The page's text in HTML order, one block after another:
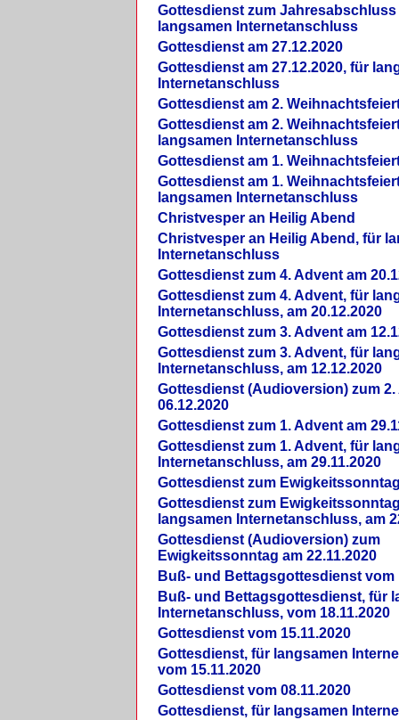
Gottesdienst zum Jahresabschluss
langsamen Internetanschluss
Gottesdienst am 27.12.2020
Gottesdienst am 27.12.2020, für
Internetanschluss
Gottesdienst am 2.
Gottesdienst am 2.
langsamen Internetanschluss
Gottesdienst am 1.
Gottesdienst am 1.
langsamen Internetanschluss
Christvesper an Heilig Abend
Christvesper an Heilig Abend, für
Internetanschluss
Gottesdienst zum 4. Advent am
Gottesdienst zum 4. Advent, für
Internetanschluss, am 20.12.2020
Gottesdienst zum 3. Advent am
Gottesdienst zum 3. Advent, für
Internetanschluss, am 12.12.2020
Gottesdienst (Audioversion) zum 2.
06.12.2020
Gottesdienst zum 1. Advent am
Gottesdienst zum 1. Advent, für
Internetanschluss, am 29.11.2020
Gottesdienst zum
Gottesdienst zum
langsamen Internetanschluss, am
Gottesdienst (Audioversion) zum
Ewigkeitssonntag am 22.11.2020
Buß- und Bettagsgottesdienst vom
Buß- und Bettagsgottesdienst, für
Internetanschluss, vom 18.11.2020
Gottesdienst vom 15.11.2020
Gottesdienst, für langsamen
vom 15.11.2020
Gottesdienst vom 08.11.2020
Gottesdienst, für langsamen